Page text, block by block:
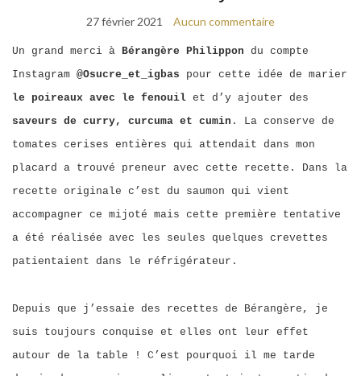
27 février 2021 Aucun commentaire
Un grand merci à Bérangère Philippon du compte
Instagram @Osucre_et_igbas pour cette idée de marier
le poireaux avec le fenouil et d’y ajouter des
saveurs de curry, curcuma et cumin . La conserve de
tomates cerises entières qui attendait dans mon
placard a trouvé preneur avec cette recette. Dans la
recette originale c’est du saumon qui vient
accompagner ce mijoté mais cette première tentative
a été réalisée avec les seules quelques crevettes
patientaient dans le réfrigérateur.
Depuis que j’essaie des recettes de Bérangère, je
suis toujours conquise et elles ont leur effet
autour de la table ! C’est pourquoi il me tarde